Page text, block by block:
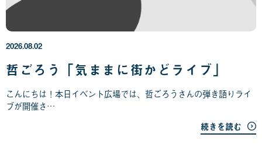
哲ごろう「気ままに街かどライブ」
こんにちは！本日イベント広場では、哲ごろうさんの弾き語りライ
ブが開催さ…
続きを読む
2026.08.02
0
6
0
8
月
2
日